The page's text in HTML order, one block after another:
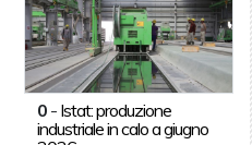
0 - Istat: produzione
industriale in calo a giugno